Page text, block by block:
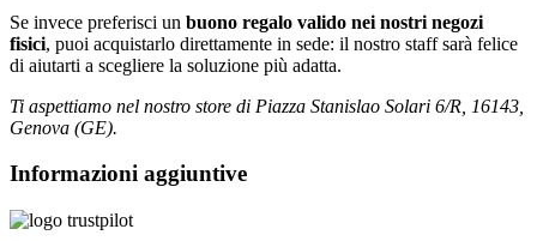
Se invece preferisci un buono regalo valido nei nostri negozi
fisici, puoi acquistarlo direttamente in sede: il nostro staff sarà felice
di aiutarti a scegliere la soluzione più adatta.
Ti aspettiamo nel nostro store di Piazza Stanislao Solari 6/R, 16143,
Genova (GE).
Informazioni aggiuntive